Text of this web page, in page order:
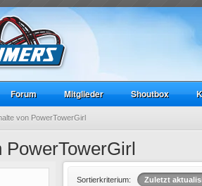
Forum Mitglieder Shoutbox
von PowerTowerGirl
PowerTowerGirl
Sortierkriterium: Zuletzt